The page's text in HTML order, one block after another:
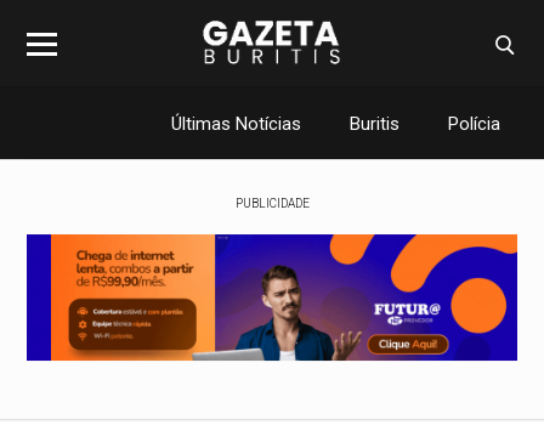
Últimas Notícias Buritis Polícia
PUBLICIDADE